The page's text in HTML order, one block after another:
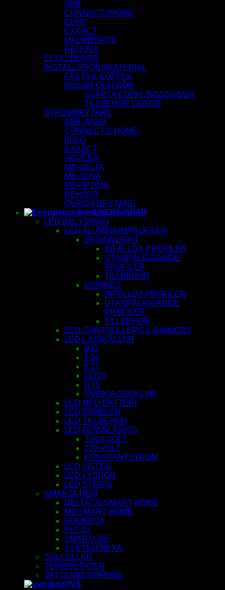
ABB
CONNECT2HOME
ELKO
EXXACT
MALMBERGS
RENOVA
ELTILLBEHÖR
INSTALLATIONSMATERIAL
FÄSTA & KOPPLA
DOSOR OCH RÖR
SVARTA KOPPLINGSDOSOR
TILLBEHÖR DOSOR
STRÖMBRYTARE
ABB JUSSI
CONNECT-2-HOME
ELKO
EXXACT
GOVENA
MB-DELTA
MB-NOVA
MB OPTIMA
RENOVA
ÖVRIGA BRYTARE
ENERGISPAR
LED-BELYSNING
LED ALUMINIUMPROFILER
DESIGNLIGHT
INFÄLLDA-PROFILER
UTANPÅLIGGANDE-
PROFILER
TILLBEHÖR
LUMINES
INFÄLLDA PROFILER
UTANPÅLIGGANDE
PROFILER
TILLBEHÖR
LED CONTROLLERS & DIMMERS
LED LJUSKÄLLOR
B22
E14
E27
GU10
R7S
ÖVRIGA SOCKLAR
LED MED BATTERI
LED PANELER
LED TILLBEHÖR
LED-DOWNLIGHTS
12/24 VOLT
230 VOLT
KONSTANTSTRÖM
LED-LISTER
LED-LYSRÖR
LED-STRIPS
SMARTA HEM
DELTACO SMART HOME
MB SMART HOME
NOOKBOX
PLEJD
SMARTLIFE
SYSTEM NEXA
SOLCELLER
TERMOSTATER
VATTENBESPARING
VVS